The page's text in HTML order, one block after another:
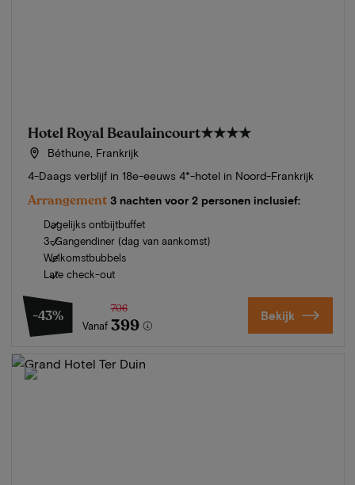
Hotel Royal Beaulaincourt★★★★
Béthune, Frankrijk
4-Daags verblijf in 18e-eeuws 4*-hotel in Noord-Frankrijk
Arrangement 3 nachten voor 2 personen inclusief:
Dagelijks ontbijtbuffet
3-Gangendiner (dag van aankomst)
Welkomstbubbels
Late check-out
-43%
Vanaf
706
399 Bekijk